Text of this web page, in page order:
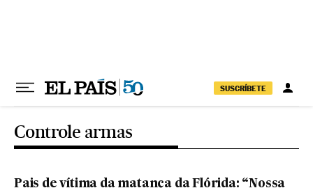
SUSCRÍBETE
Controle armas
Pais de vítima da matança da Flórida: “Nossa